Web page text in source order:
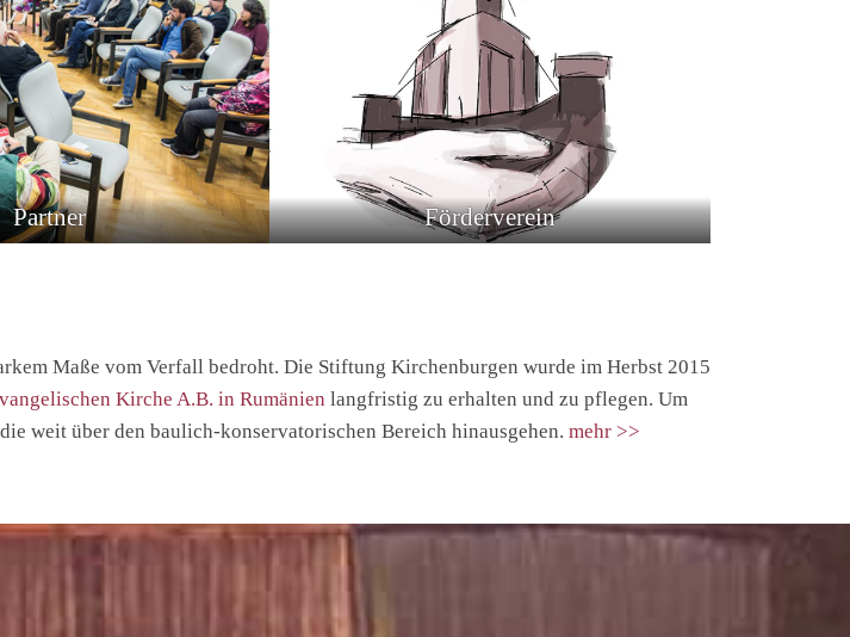
Partner Förderverein
Maße vom Verfall bedroht. Die Stiftung Kirchenburgen wurde im Herbst 2015
Kirche A.B. in Rumänien langfristig zu erhalten und zu pflegen. Um
weit über den baulich-konservatorischen Bereich hinausgehen. mehr >>